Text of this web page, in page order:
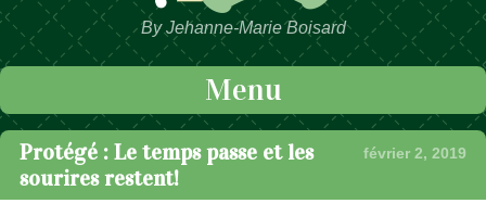
By Jehanne-Marie Boisard
Menu
Passer au contenu
Protégé : Le temps passe et les
sourires restent!
février 2, 2019